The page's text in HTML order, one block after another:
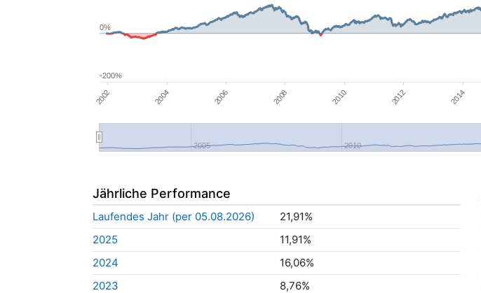
2002 2004 2006 2008 2010 2012 2014
2005 2010
-200%
0%
Jährliche Performance
Laufendes Jahr (per 05.08.2026)
21,91%
2025
11,91%
2024
16,06%
2023
8,76%